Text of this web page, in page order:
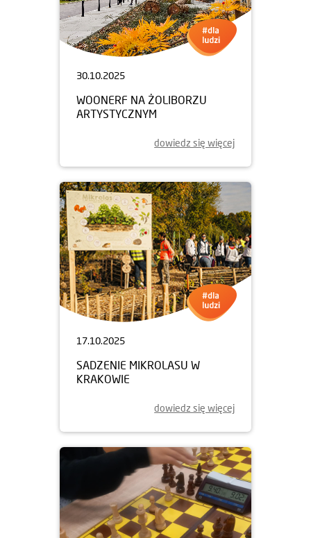
30.10.2025
WOONERF NA ŻOLIBORZU
ARTYSTYCZNYM
dowiedz się więcej
17.10.2025
SADZENIE MIKROLASU W
KRAKOWIE
dowiedz się więcej